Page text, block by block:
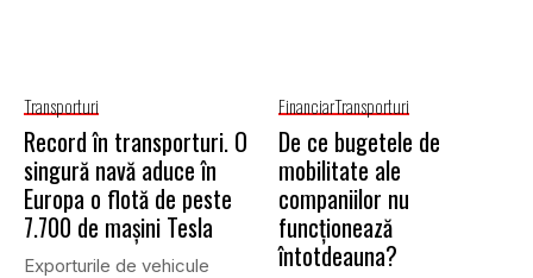
Transporturi
Record în transporturi. O
singură navă aduce în
Europa o flotă de peste
7.700 de mașini Tesla
Exporturile de vehicule
FinanciarTransporturi
De ce bugetele de
mobilitate ale
companiilor nu
funcționează
întotdeauna?